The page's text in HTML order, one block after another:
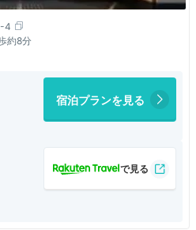
4
約8分
宿泊プランを見る